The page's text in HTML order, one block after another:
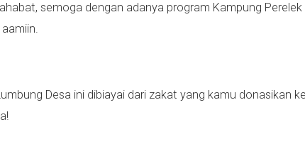
semoga dengan adanya program Kampung
Desa ini dibiayai dari zakat yang kamu donasikan